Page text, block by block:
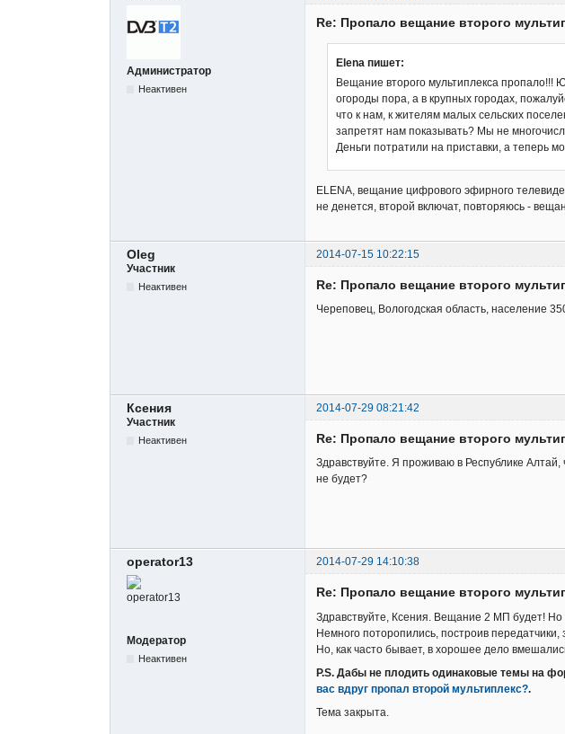
Администратор
Неактивен
Re: Пропало вещание второго
Elena пишет:
Вещание второго мультиплекса пропало!!!
огороды пора, а в крупных городах,
что к нам, к жителям малых сельских
запретят нам показывать? Мы не
Деньги потратили на приставки, а теперь
ELENA, вещание цифрового эфирного
не денется, второй включат, повторяюсь -
Oleg
2014-07-15 10:22:15
Участник
Неактивен Re: Пропало вещание второго
Череповец, Вологодская область, население
Ксения
2014-07-29 08:21:42
Участник
Неактивен Re: Пропало вещание второго
Здравствуйте. Я проживаю в Республике
не будет?
operator13 2014-07-29 14:10:38
Модератор
Неактивен
Re: Пропало вещание второго
Здравствуйте, Ксения. Вещание 2 МП будет!
Немного поторопились, построив
Но, как часто бывает, в хорошее дело
P.S. Дабы не плодить одинаковые темы на
вас вдруг пропал второй мультиплекс?.
Тема закрыта.